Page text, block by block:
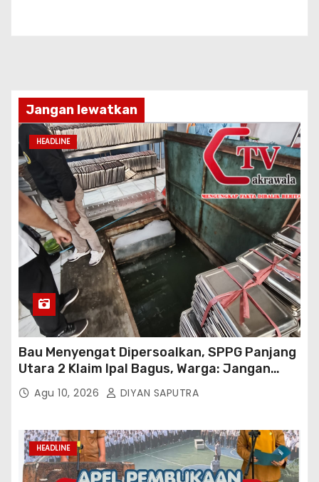
Jangan lewatkan
HEADLINE
Bau Menyengat Dipersoalkan, SPPG Panjang
Utara 2 Klaim Ipal Bagus, Warga: Jangan
Buang Limbah Ke Drainase Kami
Agu 10, 2026 DIYAN SAPUTRA
HEADLINE